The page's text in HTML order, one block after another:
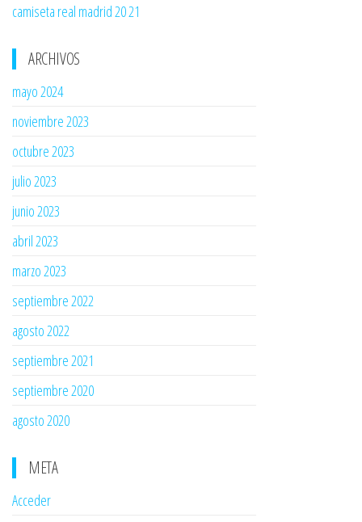
camiseta real madrid 20 21
ARCHIVOS
mayo 2024
noviembre 2023
octubre 2023
julio 2023
junio 2023
abril 2023
marzo 2023
septiembre 2022
agosto 2022
septiembre 2021
septiembre 2020
agosto 2020
META
Acceder